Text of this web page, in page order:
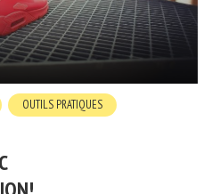
OUTILS PRATIQUES